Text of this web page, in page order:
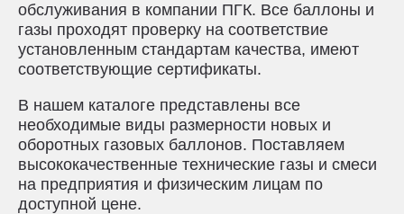
обслуживания в компании ПГК. Все баллоны и
газы проходят проверку на соответствие
установленным стандартам качества, имеют
соответствующие сертификаты.
В нашем каталоге представлены все
необходимые виды размерности новых и
оборотных газовых баллонов. Поставляем
высококачественные технические газы и смеси
на предприятия и физическим лицам по
доступной цене.